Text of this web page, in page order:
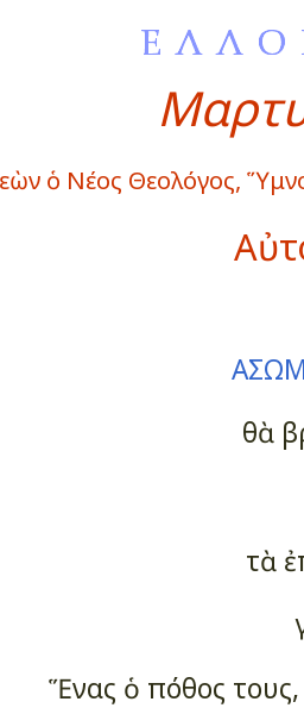
ὁ Νέος Θεολόγος,
θὰ
τὰ
Ἕνας ὁ πόθος τους,